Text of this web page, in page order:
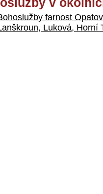
farnost Opatov
Luková, Horní